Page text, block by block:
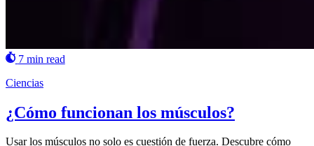
7 min read
Ciencias
¿Cómo funcionan los músculos?
Usar los músculos no solo es cuestión de fuerza. Descubre cómo